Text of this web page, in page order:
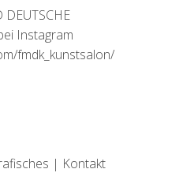
DEUTSCHE
Instagram
fmdk_kunstsalon/
| Kontakt